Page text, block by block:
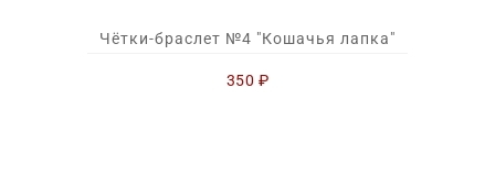
Чётки-браслет №4 "Кошачья лапка"
350 ₽